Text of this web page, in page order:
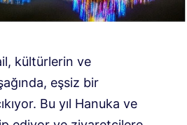
kültürlerin ve
eşsiz bir
Bu yıl Hanuka ve